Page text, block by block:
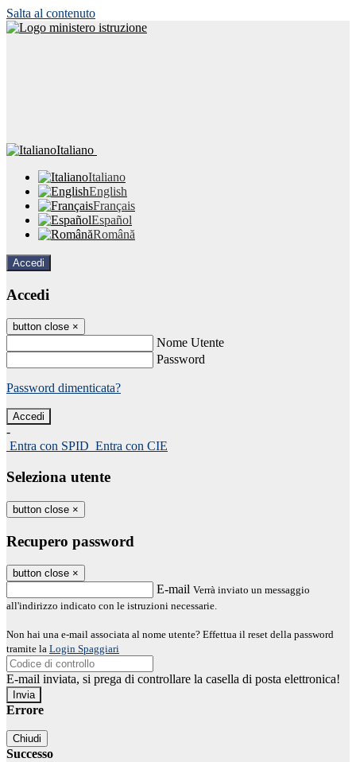
Salta al contenuto
Italiano
Italiano
English
Français
Español
Română
Accedi
Accedi
button close ×
Nome Utente
Password
Password dimenticata?
-
Entra con SPID Entra con CIE
Seleziona utente
button close ×
Recupero password
button close ×
E-mail Verrà inviato un messaggio
all'indirizzo indicato con le istruzioni necessarie.
Non hai una e-mail associata al nome utente? Effettua il reset della password
tramite la Login Spaggiari
E-mail inviata, si prega di controllare la casella di posta elettronica!
Errore
Chiudi
Successo